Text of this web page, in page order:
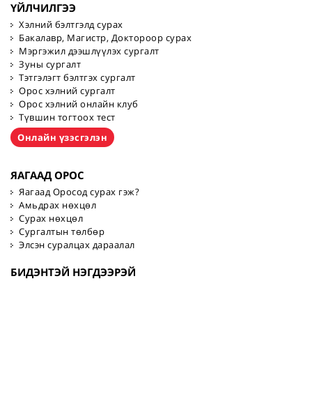
ҮЙЛЧИЛГЭЭ
Хэлний бэлтгэлд сурах
Бакалавр, Магистр, Доктороор сурах
Мэргэжил дээшлүүлэх сургалт
Зуны сургалт
Тэтгэлэгт бэлтгэх сургалт
Орос хэлний сургалт
Орос хэлний онлайн клуб
Түвшин тогтоох тест
Онлайн үзэсгэлэн
ЯАГААД ОРОС
Яагаад Оросод сурах гэж?
Амьдрах нөхцөл
Сурах нөхцөл
Сургалтын төлбөр
Элсэн суралцах дараалал
БИДЭНТЭЙ НЭГДЭЭРЭЙ